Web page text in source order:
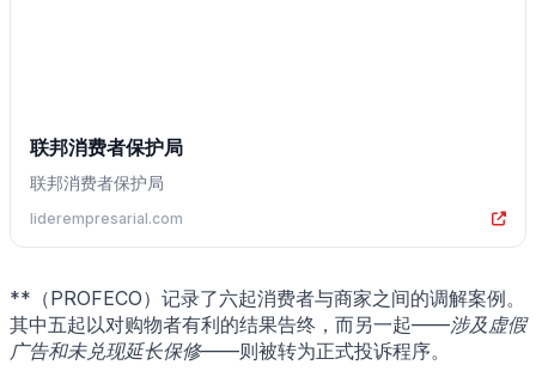
联邦消费者保护局
联邦消费者保护局
liderempresarial.com
**（PROFECO）记录了六起消费者与商家之间的调解案例。
其中五起以对购物者有利的结果告终，而另一起——涉及虚假
广告和未兑现延长保修——则被转为正式投诉程序。